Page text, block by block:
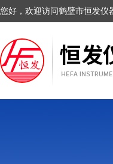
您好，欢迎访问鹤壁市恒发仪